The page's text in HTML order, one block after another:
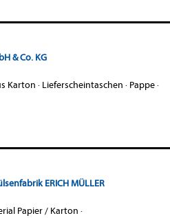
& Co. KG
Karton · Lieferscheintaschen · Pappe·
ERICH MÜLLER
Papier / Karton ·